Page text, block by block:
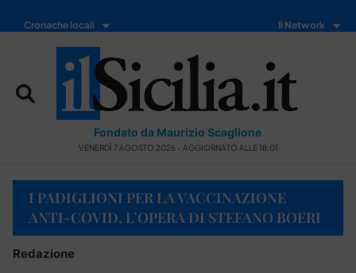
Cronache locali Il Network
Fondato da Maurizio Scaglione
VENERDÌ 7 AGOSTO 2026 - AGGIORNATO ALLE 18:01
I PADIGLIONI PER LA VACCINAZIONE
ANTI-COVID, L’OPERA DI STEFANO BOERI
Redazione